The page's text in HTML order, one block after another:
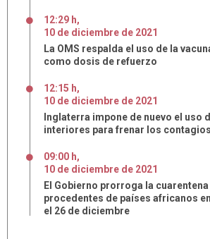
12:29 h,
10 de diciembre de 2021
La OMS respalda el uso de la
como dosis de refuerzo
12:15 h,
10 de diciembre de 2021
Inglaterra impone de nuevo el uso
interiores para frenar los
09:00 h,
10 de diciembre de 2021
El Gobierno prorroga la
procedentes de países africanos
el 26 de diciembre